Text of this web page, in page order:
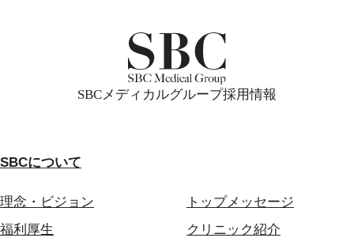
SBCメディカルグループ採用情報
SBCについて
理念・ビジョン
トップメッセージ
福利厚生
クリニック紹介